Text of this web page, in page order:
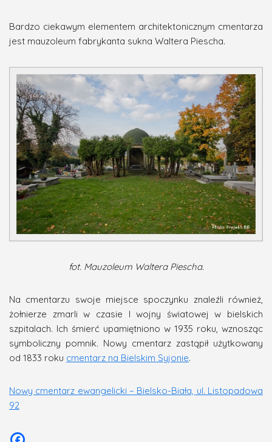
Bardzo ciekawym elementem architektonicznym cmentarza
jest mauzoleum fabrykanta sukna Waltera Piescha.
fot. Mauzoleum Waltera Piescha.
Na cmentarzu swoje miejsce spoczynku znaleźli również,
żołnierze zmarli w czasie I wojny światowej w bielskich
szpitalach. Ich śmierć upamiętniono w 1935 roku, wznosząc
symboliczny pomnik. Nowy cmentarz zastąpił użytkowany
od 1833 roku cmentarz na Bielskim Syjonie.
Nowy cmentarz ewangelicki – Bielsko-Biała, ul. Listopadowa
92